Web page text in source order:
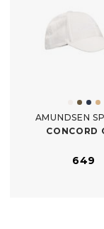
AMUNDSEN
CONCORD
649